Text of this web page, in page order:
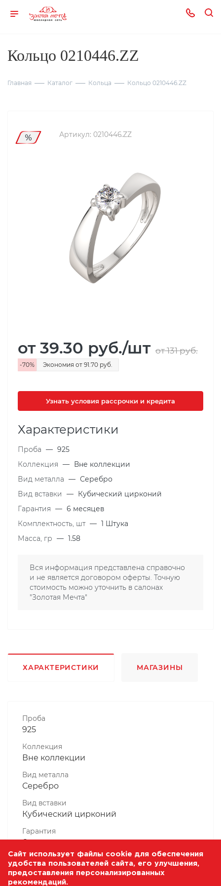
Кольцо 0210446.ZZ
Главная Каталог Кольца Кольцо 0210446.ZZ
Артикул: 0210446.ZZ
от 39.30 руб./шт от 131руб.
-70% Экономия от 91.70 руб.
Узнать условия рассрочки и кредита
Характеристики
Проба — 925
Коллекция — Вне коллекции
Вид металла — Серебро
Вид вставки
— Кубический цирконий
Гарантия — 6 месяцев
Комплектность, шт — 1 Штука
Масса, гр — 1.58
Вся информация представлена справочно
и не является договором оферты. Точную
стоимость можно уточнить в салонах
"Золотая Мечта"
ХАРАКТЕРИСТИКИ МАГАЗИНЫ
Проба
925
Коллекция
Вне коллекции
Вид металла
Серебро
Вид вставки
Кубический цирконий
Гарантия
6 месяцев
Комплектность, шт
1 Штука
Сайт использует файлы cookie для обеспечения
удобства пользователей сайта, его улучшения,
предоставления персонализированных
рекомендаций.